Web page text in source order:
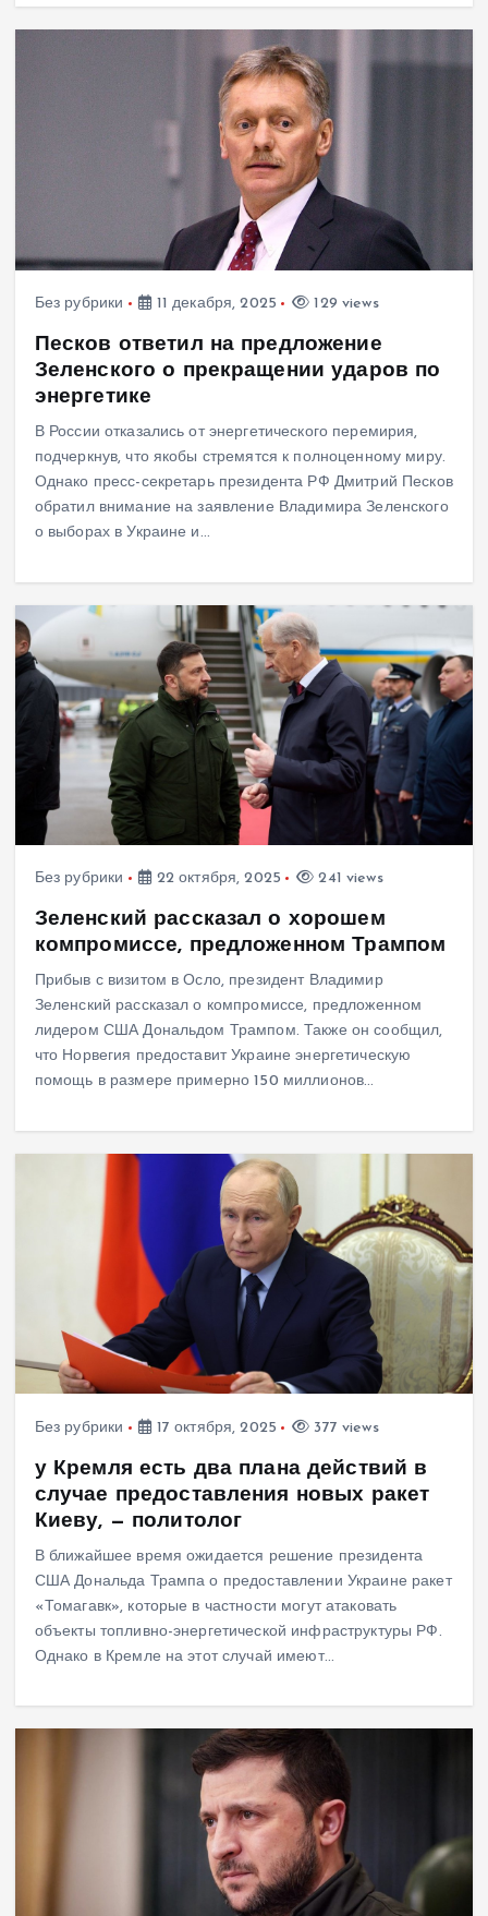
Без рубрики 11 декабря, 2025 129 views
Песков ответил на предложение
Зеленского о прекращении ударов по
энергетике
В России отказались от энергетического перемирия,
подчеркнув, что якобы стремятся к полноценному миру.
Однако пресс-секретарь президента РФ Дмитрий Песков
обратил внимание на заявление Владимира Зеленского
о выборах в Украине и…
Без рубрики 22 октября, 2025 241 views
Зеленский рассказал о хорошем
компромиссе, предложенном Трампом
Прибыв с визитом в Осло, президент Владимир
Зеленский рассказал о компромиссе, предложенном
лидером США Дональдом Трампом. Также он сообщил,
что Норвегия предоставит Украине энергетическую
помощь в размере примерно 150 миллионов…
Без рубрики 17 октября, 2025 377 views
у Кремля есть два плана действий в
случае предоставления новых ракет
Киеву, — политолог
В ближайшее время ожидается решение президента
США Дональда Трампа о предоставлении Украине ракет
«Томагавк», которые в частности могут атаковать
объекты топливно-энергетической инфраструктуры РФ.
Однако в Кремле на этот случай имеют…